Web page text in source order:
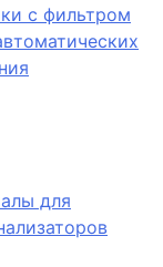
с фильтром
для